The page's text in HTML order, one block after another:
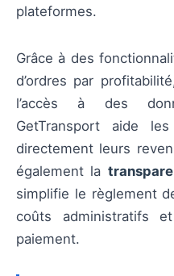
plateformes.
Grâce à des
d’ordres par
l’accès à des
GetTransport aide
directement leurs
également la
simplifie le règlement
coûts administratifs
paiement.